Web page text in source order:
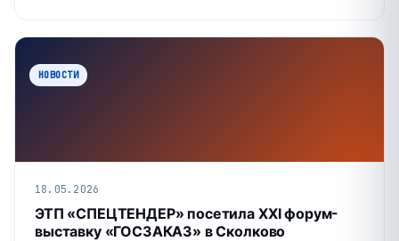
НОВОСТИ
18.05.2026
ЭТП «СПЕЦТЕНДЕР» посетила XXI форум-
выставку «ГОСЗАКАЗ» в Сколково